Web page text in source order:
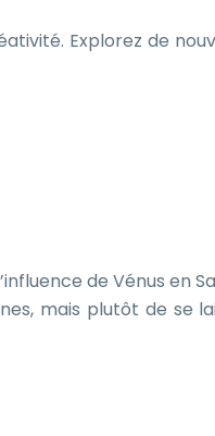
Explorez de
de Vénus en
mais plutôt de